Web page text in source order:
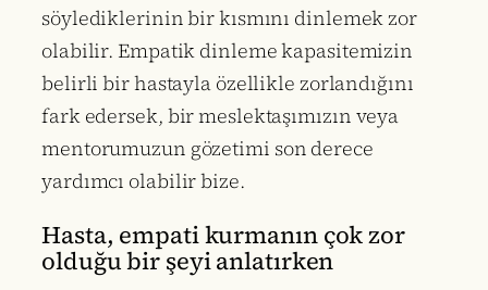
söylediklerinin bir kısmını dinlemek zor
olabilir. Empatik dinleme kapasitemizin
belirli bir hastayla özellikle zorlandığını
fark edersek, bir meslektaşımızın veya
mentorumuzun gözetimi son derece
yardımcı olabilir bize.
Hasta, empati kurmanın çok zor
olduğu bir şeyi anlatırken